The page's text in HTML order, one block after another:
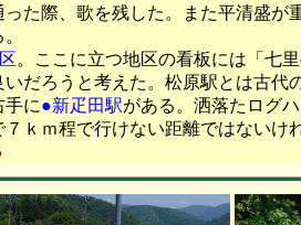
った際、歌を残した。また平清盛
。ここに立つ地区の看板には「七
いだろうと考えた。松原駅とは古
に●新疋田駅がある。洒落たログ
７ｋｍ程で行けない距離ではない